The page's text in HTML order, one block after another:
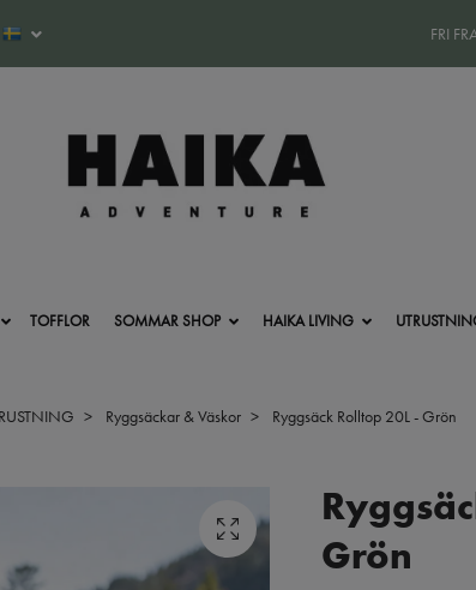
FRI
TOFFLOR SOMMAR SHOP HAIKA LIVING
Ryggsäckar & Väskor Ryggsäck Rolltop 20L - Grön
Grön